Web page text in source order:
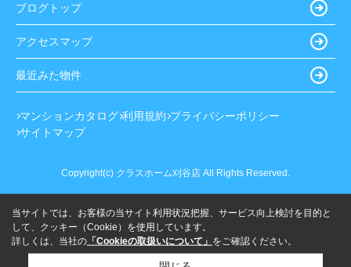
ブログトップ
アクセスマップ
最近みた物件
マンションカタログ 利用規約 プライバシーポリシー
サイトマップ
Copyright(c) クラスホーム刈谷店 All Rights Reserved.
当サイトでは、お客様の当サイト利用状況把握、サービス向上検討を目的と
して、クッキー（Cookie）を使用しています。
詳しくは、当社の 「Cookieの取扱いについて」 をご確認ください。